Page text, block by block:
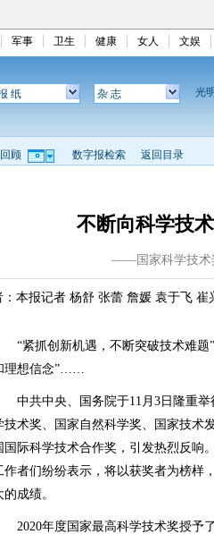
军事 卫生 健康 女人 文娱
纸 杂 志 光
顾 数字报检索 返回目录
不断向科学技
——国家科学技术
：本报记者 杨舒 张蕾 詹媛 袁于飞 崔
紧抓创新机遇，不断突破技术难题
理想信念”……
共中央、国务院于11月3日隆重举
技术奖、国家自然科学奖、国家技术
国际科学技术合作奖，引发热烈反响
作者们纷纷表示，将以获奖者为榜样
的成绩。
年度国家最高科学技术奖授予